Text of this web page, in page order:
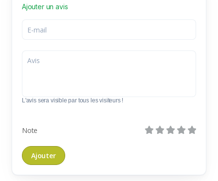
Ajouter un avis
L'avis sera visible par tous les visiteurs !
Note